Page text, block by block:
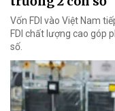
Vốn FDI vào Việt Nam
FDI chất lượng cao góp
số.